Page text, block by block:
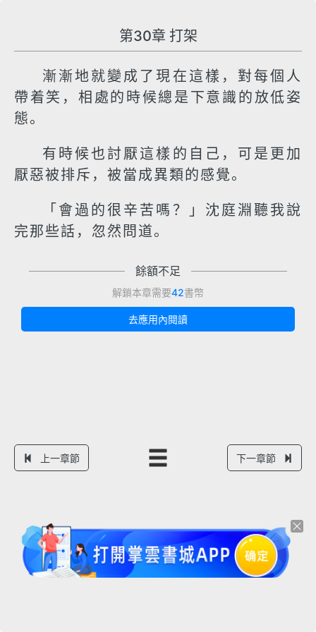
第30章 打架
漸漸地就變成了現在這樣，對每個人
帶着笑，相處的時候總是下意識的放低姿
態。
有時候也討厭這樣的自己，可是更加
厭惡被排斥，被當成異類的感覺。
「會過的很辛苦嗎？」沈庭淵聽我說
完那些話，忽然問道。
餘額不足
解鎖本章需要42書幣
去應用內閱讀
上一章節 下一章節